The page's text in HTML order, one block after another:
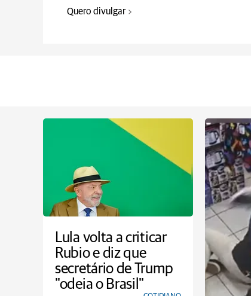
Quero divulgar
Lula volta a criticar
Rubio e diz que
secretário de Trump
"odeia o Brasil"